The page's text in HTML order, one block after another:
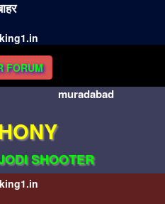
FORUM
muradabad
SHOOTER